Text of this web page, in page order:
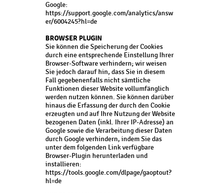
Google:
https://support.google.com/analytics/answ
er/6004245?hl=de
BROWSER PLUGIN
Sie können die Speicherung der Cookies
durch eine entsprechende Einstellung Ihrer
Browser-Software verhindern; wir weisen
Sie jedoch darauf hin, dass Sie in diesem
Fall gegebenenfalls nicht sämtliche
Funktionen dieser Website vollumfänglich
werden nutzen können. Sie können darüber
hinaus die Erfassung der durch den Cookie
erzeugten und auf Ihre Nutzung der Website
bezogenen Daten (inkl. Ihrer IP-Adresse) an
Google sowie die Verarbeitung dieser Daten
durch Google verhindern, indem Sie das
unter dem folgenden Link verfügbare
Browser-Plugin herunterladen und
installieren:
https://tools.google.com/dlpage/gaoptout?
hl=de